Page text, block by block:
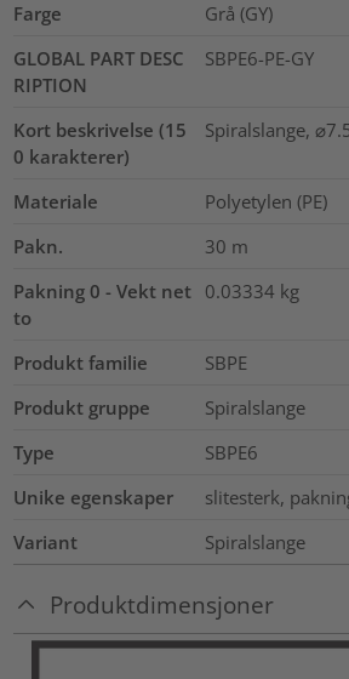
Farge
Grå (GY)
GLOBAL PART DESC
RIPTION
SBPE6-PE-GY
Kort beskrivelse (15
0 karakterer)
Spiralslange,
Materiale
Polyetylen (PE)
Pakn.
30 m
Pakning 0 - Vekt net
to
0.03334 kg
Produkt familie
SBPE
Produkt gruppe
Spiralslange
Type
SBPE6
Unike egenskaper
slitesterk,
Variant
Spiralslange
Produktdimensjoner